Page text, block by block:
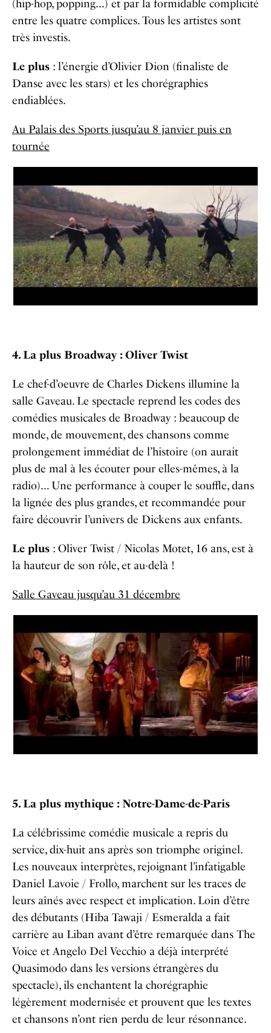
(hip-hop, popping…) et par la formidable complicité
entre les quatre complices. Tous les artistes sont
très investis.
Le plus : l’énergie d’Olivier Dion (finaliste de
Danse avec les stars) et les chorégraphies
endiablées.
Au Palais des Sports jusqu’au 8 janvier puis en
tournée
4. La plus Broadway : Oliver Twist
Le chef-d’oeuvre de Charles Dickens illumine la
salle Gaveau. Le spectacle reprend les codes des
comédies musicales de Broadway : beaucoup de
monde, de mouvement, des chansons comme
prolongement immédiat de l’histoire (on aurait
plus de mal à les écouter pour elles-mêmes, à la
radio)… Une performance à couper le souffle, dans
la lignée des plus grandes, et recommandée pour
faire découvrir l’univers de Dickens aux enfants.
Le plus : Oliver Twist / Nicolas Motet, 16 ans, est à
la hauteur de son rôle, et au-delà !
Salle Gaveau jusqu’au 31 décembre
5. La plus mythique : Notre-Dame-de-Paris
La célébrissime comédie musicale a repris du
service, dix-huit ans après son triomphe originel.
Les nouveaux interprètes, rejoignant l’infatigable
Daniel Lavoie / Frollo, marchent sur les traces de
leurs aînés avec respect et implication. Loin d’être
des débutants (Hiba Tawaji / Esmeralda a fait
carrière au Liban avant d’être remarquée dans The
Voice et Angelo Del Vecchio a déjà interprété
Quasimodo dans les versions étrangères du
spectacle), ils enchantent la chorégraphie
légèrement modernisée et prouvent que les textes
et chansons n’ont rien perdu de leur résonnance.